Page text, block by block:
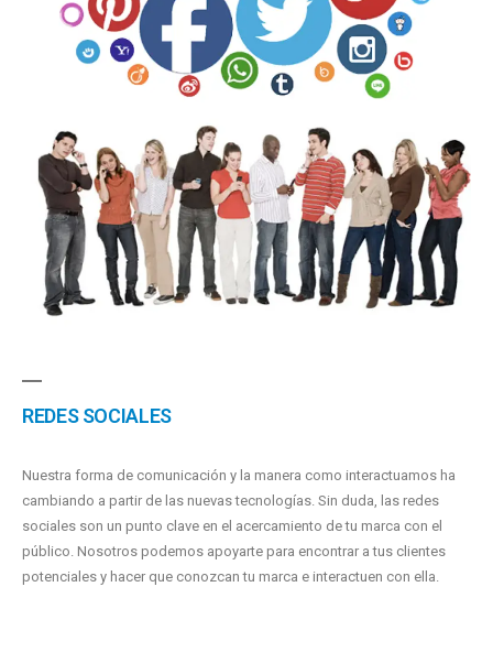
REDES SOCIALES
Nuestra forma de comunicación y la manera como interactuamos ha
cambiando a partir de las nuevas tecnologías. Sin duda, las redes
sociales son un punto clave en el acercamiento de tu marca con el
público. Nosotros podemos apoyarte para encontrar a tus clientes
potenciales y hacer que conozcan tu marca e interactuen con ella.